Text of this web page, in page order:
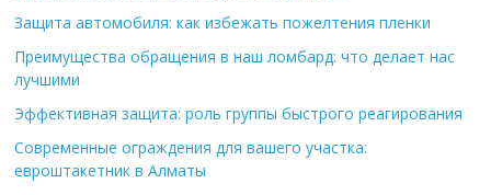
Защита автомобиля: как избежать пожелтения пленки
Преимущества обращения в наш ломбард: что делает нас
лучшими
Эффективная защита: роль группы быстрого реагирования
Современные ограждения для вашего участка:
евроштакетник в Алматы